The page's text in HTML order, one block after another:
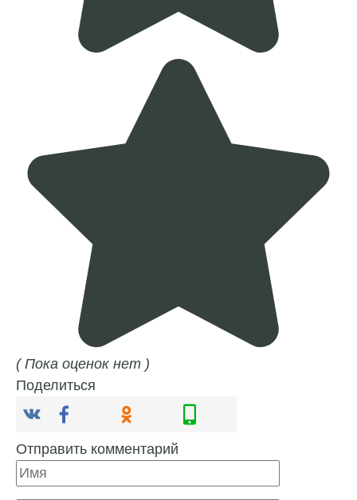
( Пока оценок нет )
Поделиться
Отправить комментарий
Имя